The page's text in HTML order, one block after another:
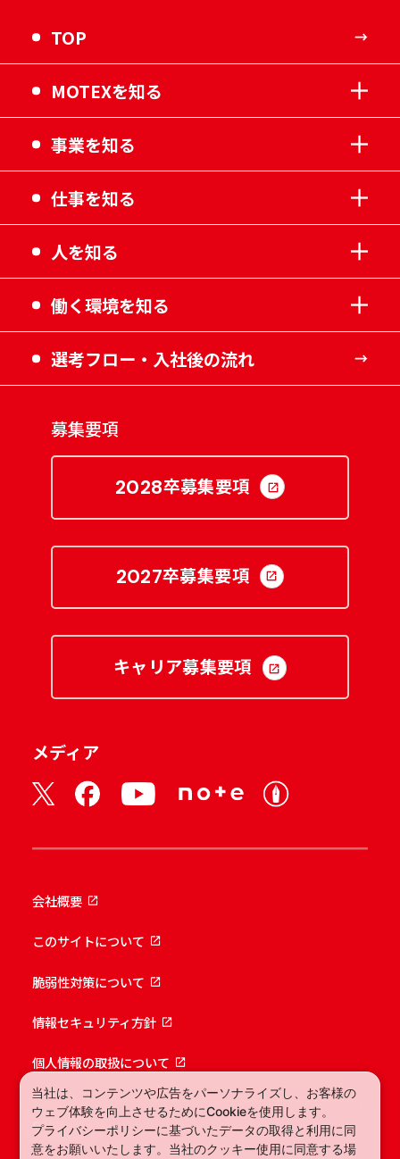
TOP
MOTEXを知る
事業を知る
仕事を知る
人を知る
働く環境を知る
選考フロー・入社後の流れ
募集要項
2028卒募集要項
2027卒募集要項
キャリア募集要項
メディア
会社概要
このサイトについて
脆弱性対策について
情報セキュリティ方針
個人情報の取扱について
© MOTEX Inc.
当社は、コンテンツや広告をパーソナライズし、お客様の
ウェブ体験を向上させるためにCookieを使用します。
プライバシーポリシーに基づいたデータの取得と利用に同
意をお願いいたします。当社のクッキー使用に同意する場